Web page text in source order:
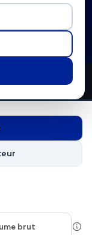
en lice
brut